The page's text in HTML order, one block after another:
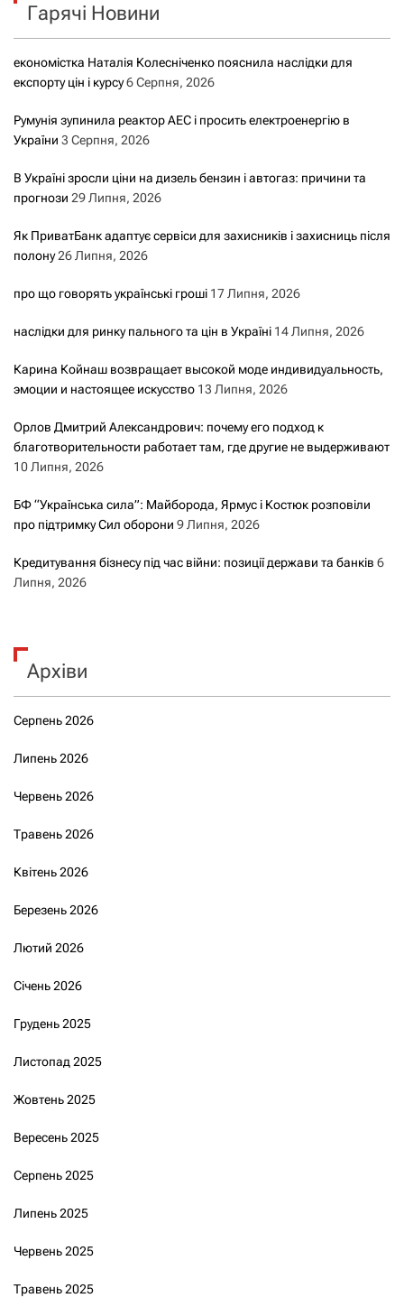
Гарячі Новини
економістка Наталія Колесніченко пояснила наслідки для
експорту цін і курсу6 Серпня, 2026
Румунія зупинила реактор АЕС і просить електроенергію в
України 3 Серпня, 2026
В Україні зросли ціни на дизель бензин і автогаз: причини та
прогнози 29 Липня, 2026
Як ПриватБанк адаптує сервіси для захисників і захисниць після
полону26 Липня, 2026
про що говорять українські гроші 17 Липня, 2026
наслідки для ринку пального та цін в Україні 14 Липня, 2026
Карина Койнаш возвращает высокой моде индивидуальность,
эмоции и настоящее искусство 13 Липня, 2026
Орлов Дмитрий Александрович: почему его подход к
благотворительности работает там, где другие не выдерживают
10 Липня, 2026
БФ “Українська сила”: Майборода, Ярмус і Костюк розповіли
про підтримку Сил оборони 9 Липня, 2026
Кредитування бізнесу під час війни: позиції держави та банків 6
Липня, 2026
Архіви
Серпень 2026
Липень 2026
Червень 2026
Травень 2026
Квітень 2026
Березень 2026
Лютий 2026
Січень 2026
Грудень 2025
Листопад 2025
Жовтень 2025
Вересень 2025
Серпень 2025
Липень 2025
Червень 2025
Травень 2025